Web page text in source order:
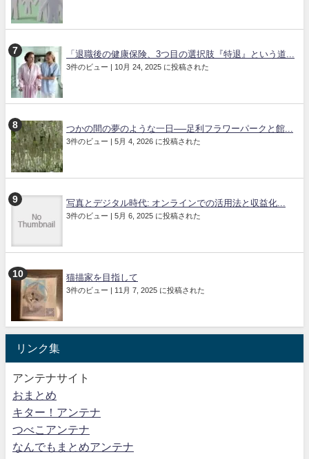
「退職後の健康保険、3つ目の選択肢『特退』という道...
3件のビュー | 10月 24, 2025 に投稿された
つかの間の夢のような一日──足利フラワーパークと館...
3件のビュー | 5月 4, 2026 に投稿された
写真とデジタル時代: オンラインでの活用法と収益化...
3件のビュー | 5月 6, 2025 に投稿された
猫描家を目指して
3件のビュー | 11月 7, 2025 に投稿された
リンク集
アンテナサイト
おまとめ
キター！アンテナ
つべこアンテナ
なんでもまとめアンテナ